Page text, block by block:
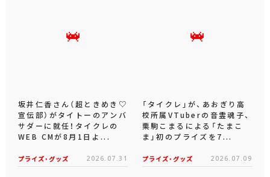
坂井仁香さん（超ときめき♡
宣伝部）がタイトーのアンバ
サダーに就任！タイクレの
WEB CMが8月1日よ...
プライズ・グッズ 2026.07.31
「タイクレ」が、あおぎり高
校所属VTuberの音霊魂子、
栗駒こまるによる「たまこ
ま」初のプライズを7...
プライズ・グッズ 2026.07.09